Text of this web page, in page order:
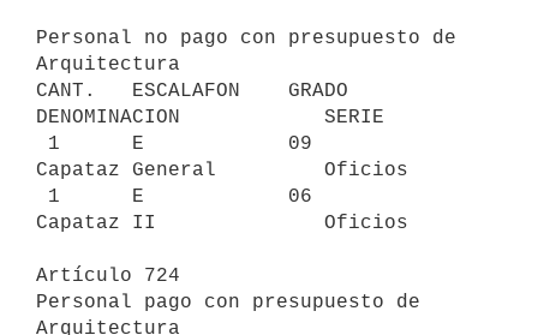
Personal no pago con presupuesto de
Arquitectura
CANT.   ESCALAFON    GRADO
DENOMINACION            SERIE
Capataz General         Oficios
Capataz II              Oficios
Artículo 724
Personal pago con presupuesto de
Arquitectura